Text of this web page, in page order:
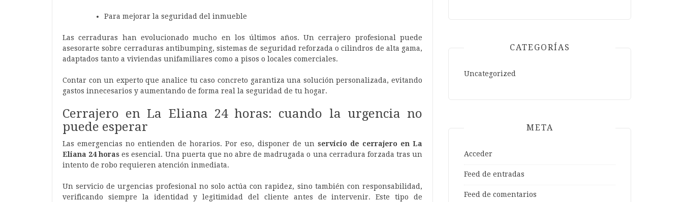
Para mejorar la seguridad del inmueble
Las cerraduras han evolucionado mucho en los últimos años. Un cerrajero profesional puede
asesorarte sobre cerraduras antibumping, sistemas de seguridad reforzada o cilindros de alta gama,
adaptados tanto a viviendas unifamiliares como a pisos o locales comerciales.
Contar con un experto que analice tu caso concreto garantiza una solución personalizada, evitando
gastos innecesarios y aumentando de forma real la seguridad de tu hogar.
Cerrajero en La Eliana 24 horas: cuando la urgencia no
puede esperar
Las emergencias no entienden de horarios. Por eso, disponer de un servicio de cerrajero en La
Eliana 24 horas es esencial. Una puerta que no abre de madrugada o una cerradura forzada tras un
intento de robo requieren atención inmediata.
Un servicio de urgencias profesional no solo actúa con rapidez, sino también con responsabilidad,
verificando siempre la identidad y legitimidad del cliente antes de intervenir. Este tipo de
CATEGORÍAS
Uncategorized
META
Acceder
Feed de entradas
Feed de comentarios